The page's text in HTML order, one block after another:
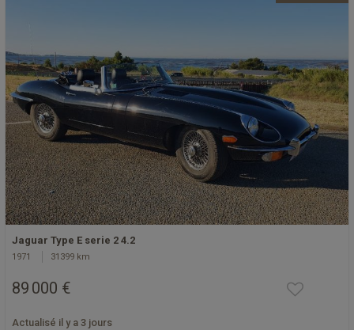
Jaguar Type E serie 2 4.2
1971 31399 km
89 000 €
Actualisé il y a 3 jours